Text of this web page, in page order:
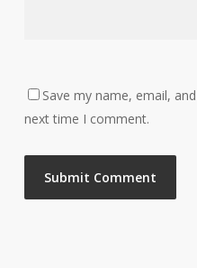
Save my name, email,
next time I comment.